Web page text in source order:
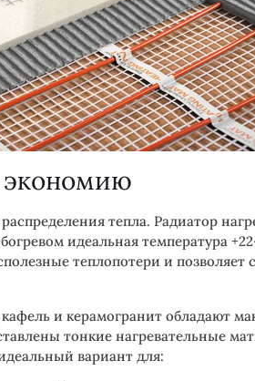
экономию
тепла. Радиатор
идеальная температура
теплопотери и
кафель и керамогранит обладают
тонкие нагревательные
вариант для: